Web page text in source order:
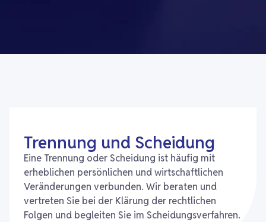
Trennung und Scheidung
Eine Trennung oder Scheidung ist häufig mit
erheblichen persönlichen und wirtschaftlichen
Veränderungen verbunden. Wir beraten und
vertreten Sie bei der Klärung der rechtlichen
Folgen und begleiten Sie im Scheidungsverfahren.